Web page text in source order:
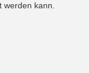
kann.